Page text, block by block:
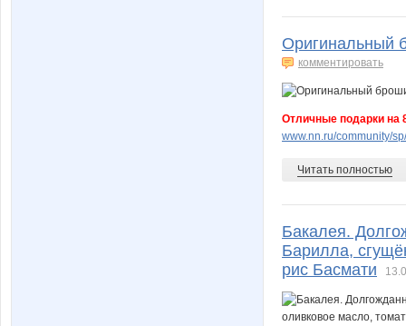
Оригинальный
комментировать
Отличные подарки на
www.nn.ru/community/
Читать полностью
Бакалея.
Барилла,
рис Басмати